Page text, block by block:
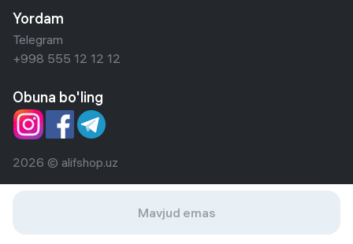
Mavjud emas
Yordam
Telegram
+998 555 12 12 12
Obuna bo'ling
2026 © alifshop.uz